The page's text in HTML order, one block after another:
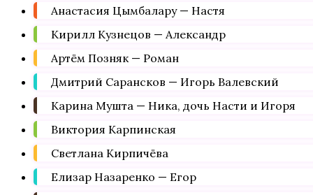
Анастасия Цымбалару — Настя
Кирилл Кузнецов — Александр
Артём Позняк — Роман
Дмитрий Сарансков — Игорь Валевский
Карина Мушта — Ника, дочь Насти и Игоря
Виктория Карпинская
Светлана Кирпичёва
Елизар Назаренко — Егор